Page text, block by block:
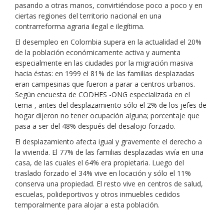
pasando a otras manos, convirtiéndose poco a poco y en
ciertas regiones del territorio nacional en una
contrarreforma agraria ilegal e ilegítima.
El desempleo en Colombia supera en la actualidad el 20%
de la población económicamente activa y aumenta
especialmente en las ciudades por la migración masiva
hacia éstas: en 1999 el 81% de las familias desplazadas
eran campesinas que fueron a parar a centros urbanos.
Según encuesta de CODHES -ONG especializada en el
tema-, antes del desplazamiento sólo el 2% de los jefes de
hogar dijeron no tener ocupación alguna; porcentaje que
pasa a ser del 48% después del desalojo forzado.
El desplazamiento afecta igual y gravemente el derecho a
la vivienda. El 77% de las familias desplazadas vivía en una
casa, de las cuales el 64% era propietaria. Luego del
traslado forzado el 34% vive en locación y sólo el 11%
conserva una propiedad. El resto vive en centros de salud,
escuelas, polideportivos y otros inmuebles cedidos
temporalmente para alojar a esta población.